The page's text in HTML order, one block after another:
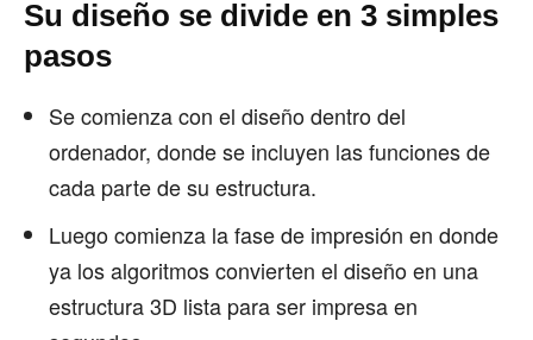
Su diseño se divide en 3 simples
pasos
Se comienza con el diseño dentro del
ordenador, donde se incluyen las funciones de
cada parte de su estructura.
Luego comienza la fase de impresión en donde
ya los algoritmos convierten el diseño en una
estructura 3D lista para ser impresa en